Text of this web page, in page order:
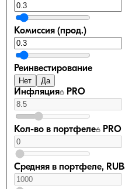
Комиссия (прод.)
Реинвестирование
Нет Да
Инфляция PRO
Кол-во в портфеле PRO
Средняя в портфеле, RUB